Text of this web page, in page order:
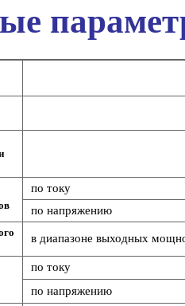
по току
по напряжению
в диапазоне выходных
по току
по напряжению